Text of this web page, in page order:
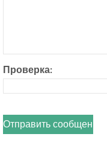
Проверка: